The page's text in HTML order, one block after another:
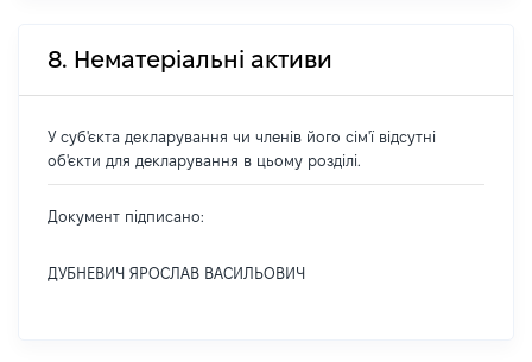
8. Нематеріальні активи
У суб'єкта декларування чи членів його сім'ї відсутні
об'єкти для декларування в цьому розділі.
Документ підписано:
ДУБНЕВИЧ ЯРОСЛАВ ВАСИЛЬОВИЧ